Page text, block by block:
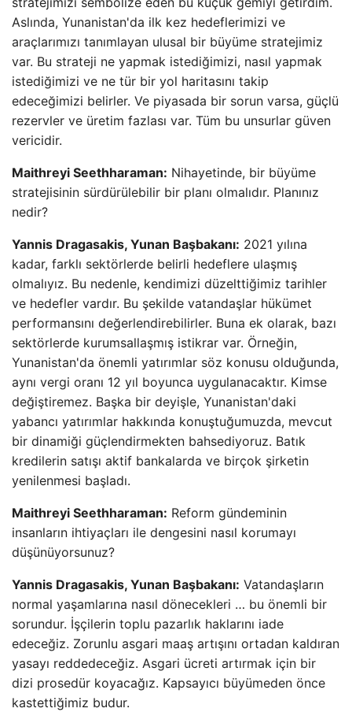
Aslında, Yunanistan'da ilk kez hedeflerimizi ve
araçlarımızı tanımlayan ulusal bir büyüme stratejimiz
var. Bu strateji ne yapmak istediğimizi, nasıl yapmak
istediğimizi ve ne tür bir yol haritasını takip
edeceğimizi belirler. Ve piyasada bir sorun varsa, güçlü
rezervler ve üretim fazlası var. Tüm bu unsurlar güven
vericidir.
Maithreyi Seethharaman: Nihayetinde, bir büyüme
stratejisinin sürdürülebilir bir planı olmalıdır. Planınız
nedir?
Yannis Dragasakis, Yunan Başbakanı: 2021 yılına
kadar, farklı sektörlerde belirli hedeflere ulaşmış
olmalıyız. Bu nedenle, kendimizi düzelttiğimiz tarihler
ve hedefler vardır. Bu şekilde vatandaşlar hükümet
performansını değerlendirebilirler. Buna ek olarak, bazı
sektörlerde kurumsallaşmış istikrar var. Örneğin,
Yunanistan'da önemli yatırımlar söz konusu olduğunda,
aynı vergi oranı 12 yıl boyunca uygulanacaktır. Kimse
değiştiremez. Başka bir deyişle, Yunanistan'daki
yabancı yatırımlar hakkında konuştuğumuzda, mevcut
bir dinamiği güçlendirmekten bahsediyoruz. Batık
kredilerin satışı aktif bankalarda ve birçok şirketin
yenilenmesi başladı.
Maithreyi Seethharaman: Reform gündeminin
insanların ihtiyaçları ile dengesini nasıl korumayı
düşünüyorsunuz?
Yannis Dragasakis, Yunan Başbakanı: Vatandaşların
normal yaşamlarına nasıl dönecekleri … bu önemli bir
sorundur. İşçilerin toplu pazarlık haklarını iade
edeceğiz. Zorunlu asgari maaş artışını ortadan kaldıran
yasayı reddedeceğiz. Asgari ücreti artırmak için bir
dizi prosedür koyacağız. Kapsayıcı büyümeden önce
kastettiğimiz budur.